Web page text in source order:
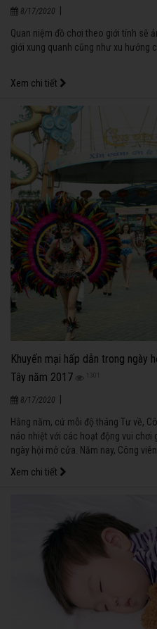
8/17/2020
Quan niệm đồ chơi theo giới tính sẽ
giới xung quanh cũng như xu hướng
Xem chi tiết
Khuyến mại hấp dẫn trong ngày
Tây năm 2017
1301
8/17/2020
Hằng năm, cứ mỗi độ tháng Tư về,
náo nhiệt với các hoạt động vui chơi
ngày hội mở cửa. Năm nay, Công
viên Nước” với nhiều ưu đãi hấp dẫn
Xem chi tiết